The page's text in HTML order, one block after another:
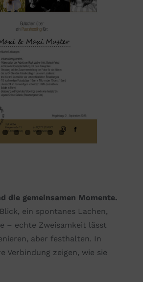
die gemeinsamen Momente.
ein spontanes Lachen,
– echte Zweisamkeit lässt
aber festhalten. In
Verbindung zeigen, wie sie